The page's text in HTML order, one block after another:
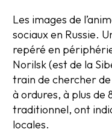
Les images de
sociaux en Russie.
repéré en
Norilsk (est de la
train de chercher
à ordures, à plus
traditionnel, ont
locales.